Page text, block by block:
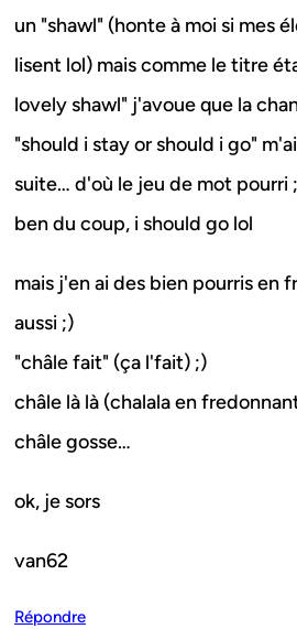
un "shawl" (honte à moi si mes
lisent lol) mais comme le titre
lovely shawl" j'avoue que la
"should i stay or should i go"
suite… d'où le jeu de mot pourri
ben du coup, i should go lol
mais j'en ai des bien pourris en
aussi ;)
"châle fait" (ça l'fait) ;)
châle là là (chalala en
châle gosse…
ok, je sors
van62
Répondre